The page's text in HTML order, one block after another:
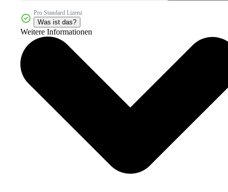
Pro Standard Lizenz
Was ist das?
Weitere Informationen